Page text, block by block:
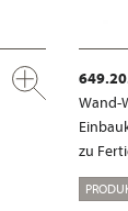
Wand-
zu